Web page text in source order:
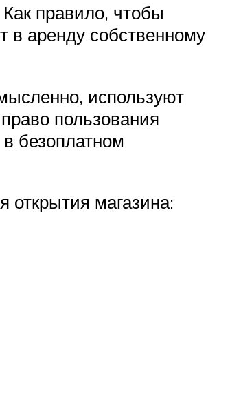
правило, чтобы
в аренду собственному
используют
пользования
безоплатном
магазина: